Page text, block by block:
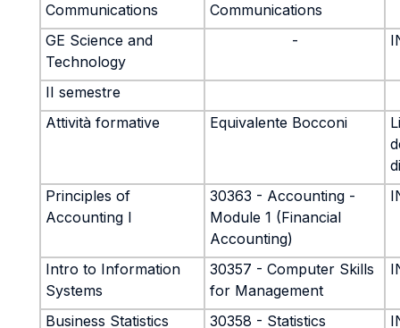
Communications
Communications
GE Science and
Technology
-
II semestre
Attività formative
Equivalente Bocconi
Principles of
Accounting I
30363 - Accounting -
Module 1 (Financial
Accounting)
Intro to Information
Systems
30357 - Computer Skills
for Management
Business Statistics 30358 - Statistics